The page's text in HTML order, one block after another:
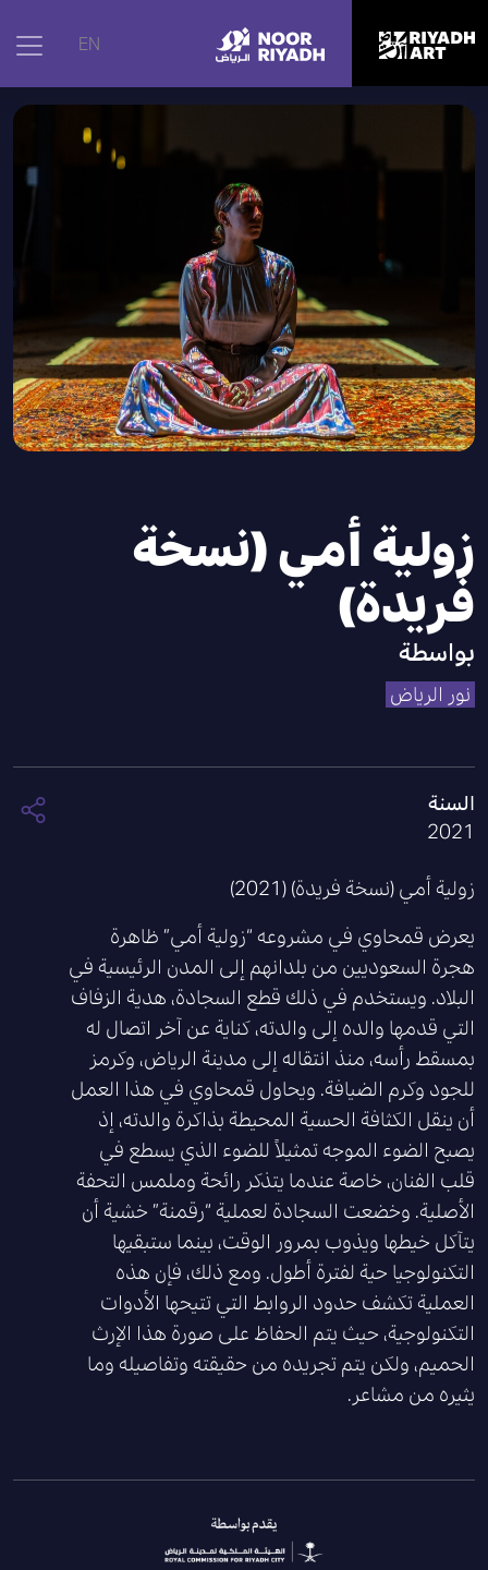
EN الرئيسية | الأعمال الفنية | زولية أمي (نسخة فريدة)
زولية أمي (نسخة
فريدة)
بواسطة
نور الرياض
السنة
2021
زولية أمي (نسخة فريدة) (2021)
يعرض قمحاوي في مشروعه “زولية أمي” ظاهرة
هجرة السعوديين من بلدانهم إلى المدن الرئيسية في
البلاد. ويستخدم في ذلك قطع السجادة، هدية الزفاف
التي قدمها والده إلى والدته، كناية عن آخر اتصال له
بمسقط رأسه، منذ انتقاله إلى مدينة الرياض، وكرمز
للجود وكرم الضيافة. ويحاول قمحاوي في هذا العمل
أن ينقل الكثافة الحسية المحيطة بذاكرة والدته، إذ
يصبح الضوء الموجه تمثيلاً للضوء الذي يسطع في
قلب الفنان، خاصة عندما يتذكر رائحة وملمس التحفة
الأصلية. وخضعت السجادة لعملية “رقمنة” خشية أن
يتآكل خيطها ويذوب بمرور الوقت، بينما ستبقيها
التكنولوجيا حية لفترة أطول. ومع ذلك، فإن هذه
العملية تكشف حدود الروابط التي تتيحها الأدوات
التكنولوجية، حيث يتم الحفاظ على صورة هذا الإرث
الحميم، ولكن يتم تجريده من حقيقته وتفاصيله وما
يثيره من مشاعر.